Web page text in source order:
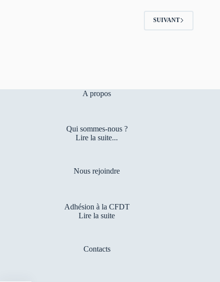
SUIVANT
A propos
Qui sommes-nous ?
Lire la suite...
Nous rejoindre
Adhésion à la CFDT
Lire la suite
Contacts